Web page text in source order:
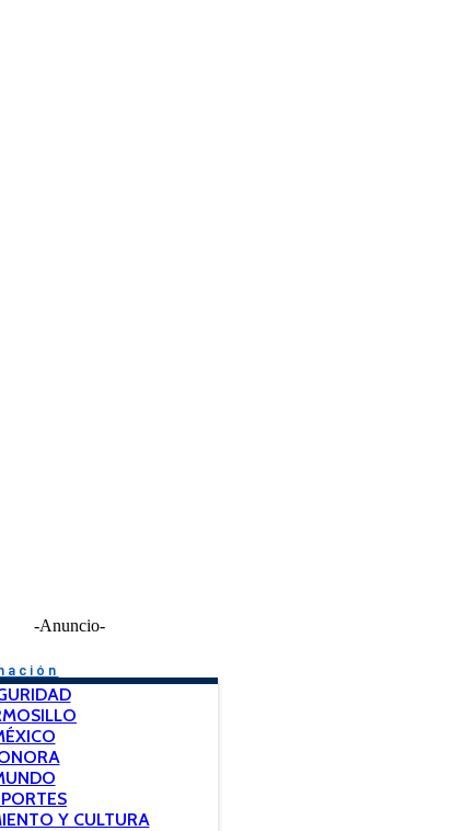
-Anuncio-
Y CULTURA